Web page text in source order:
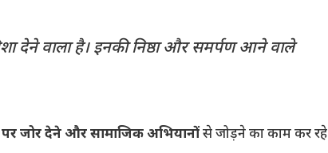
देने वाला है। इनकी निष्ठा और समर्पण आने वाले
जोर देने और सामाजिक अभियानोंसे जोड़ने का काम कर रहे